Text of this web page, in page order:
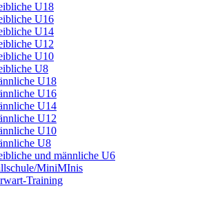
U18
U16
U14
U12
U10
U8
U18
U16
U14
U12
U10
U8
und männliche U6
MiniMInis
Training